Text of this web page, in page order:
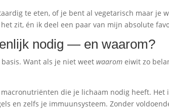
te eten, of je bent al vegetarisch maar je
zit, én ik deel een paar van mijn absolute
nodig — en waarom?
Want als je niet weetwaarom eiwit zo
die je lichaam nodig heeft. Het
en zelfs je immuunsysteem. Zonder